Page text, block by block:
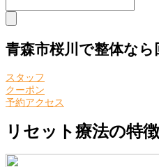
青森市桜川で整体なら
スタッフ
クーポン
予約アクセス
リセット療法の特徴